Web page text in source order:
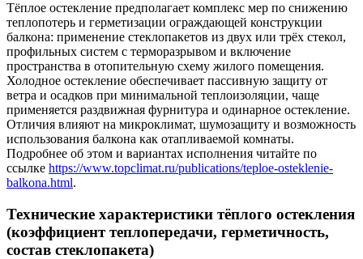
Тёплое остекление предполагает комплекс мер по снижению
теплопотерь и герметизации ограждающей конструкции
балкона: применение стеклопакетов из двух или трёх стекол,
профильных систем с терморазрывом и включение
пространства в отопительную схему жилого помещения.
Холодное остекление обеспечивает пассивную защиту от
ветра и осадков при минимальной теплоизоляции, чаще
применяется раздвижная фурнитура и одинарное остекление.
Отличия влияют на микроклимат, шумозащиту и возможность
использования балкона как отапливаемой комнаты.
Подробнее об этом и вариантах исполнения читайте по
ссылке https://www.topclimat.ru/publications/teploe-osteklenie-
balkona.html.
Технические характеристики тёплого остекления
(коэффициент теплопередачи, герметичность,
состав стеклопакета)